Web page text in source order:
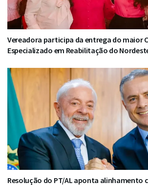
Vereadora participa da entrega do maior
Especializado em Reabilitação do
Resolução do PT/AL aponta alinhamento